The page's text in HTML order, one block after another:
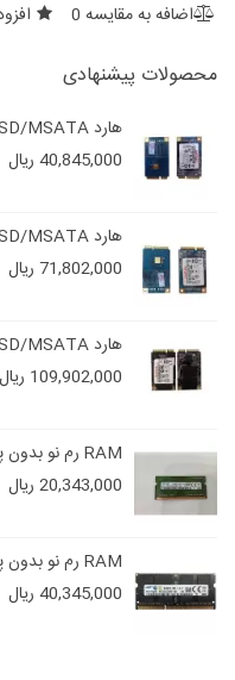
اضافه به مقایسه 0
محصولات پیشنهادی
هارد 64G SSD/MSATA سرعت و کیفیت بسیار بالا و...
40,845,000 ریال
هارد 128G SSD/MSATA سرعت وکیفیت بسیار بالاو های...
71,802,000 ریال
هارد 256G SSD/MSATA سرعت و کیفیت بالاو های کپی...
109,902,000 ریال
RAM رم نو بدون پک-DDR3L 1600 4G- samsung
20,343,000 ریال
RAM رم نو بدون پک- DDR3L 1600 8G- Samsung
40,345,000 ریال